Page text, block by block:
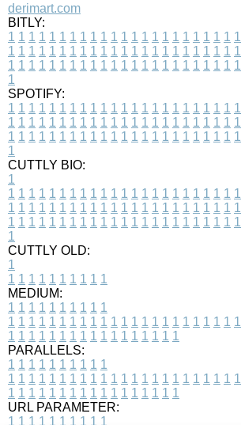
derimart.com
BITLY:
1 1 1 1 1 1 1 1 1 1 1 1 1 1 1 1 1 1 1 1 1 1 1
1 1 1 1 1 1 1 1 1 1 1 1 1 1 1 1 1 1 1 1 1 1 1
1 1 1 1 1 1 1 1 1 1 1 1 1 1 1 1 1 1 1 1 1 1 1
1
SPOTIFY:
1 1 1 1 1 1 1 1 1 1 1 1 1 1 1 1 1 1 1 1 1 1 1
1 1 1 1 1 1 1 1 1 1 1 1 1 1 1 1 1 1 1 1 1 1 1
1 1 1 1 1 1 1 1 1 1 1 1 1 1 1 1 1 1 1 1 1 1 1
1
CUTTLY BIO:
1
1 1 1 1 1 1 1 1 1 1 1 1 1 1 1 1 1 1 1 1 1 1 1
1 1 1 1 1 1 1 1 1 1 1 1 1 1 1 1 1 1 1 1 1 1 1
1 1 1 1 1 1 1 1 1 1 1 1 1 1 1 1 1 1 1 1 1 1 1
1
CUTTLY OLD:
1
1 1 1 1 1 1 1 1 1 1
MEDIUM:
1 1 1 1 1 1 1 1 1 1
1 1 1 1 1 1 1 1 1 1 1 1 1 1 1 1 1 1 1 1 1 1 1
1 1 1 1 1 1 1 1 1 1 1 1 1 1 1 1 1
PARALLELS:
1 1 1 1 1 1 1 1 1 1
1 1 1 1 1 1 1 1 1 1 1 1 1 1 1 1 1 1 1 1 1 1 1
1 1 1 1 1 1 1 1 1 1 1 1 1 1 1 1 1
URL PARAMETER:
1 1 1 1 1 1 1 1 1 1